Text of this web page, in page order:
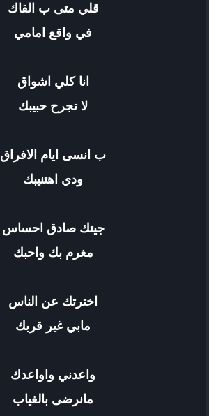
قلي متى ب القاك
في واقع امامي
انا كلي اشواق
لا تجرح حبيبك
ب انسى ايام الافراق
ودي اهتنيبك
جيتك صادق احساس
مغرم بك واحبك
اخترتك عن الناس
مابي غير قربك
واعدني واواعدك
مانرضى بالغياب